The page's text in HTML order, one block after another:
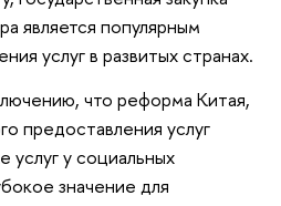
является популярным
услуг в развитых странах.
что реформа Китая,
предоставления услуг
услуг у социальных
значение для